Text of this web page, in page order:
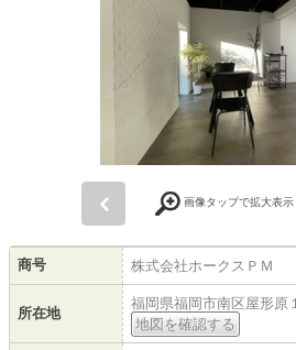
画像タップで拡大表示
商号 株式会社ホークスＰＭ
所在地
福岡県福岡市南区屋形原
地図を確認する